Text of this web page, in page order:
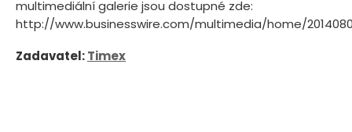
multimediální galerie jsou dostupné zde:
http://www.businesswire.com/multimedia/home/
Zadavatel:Timex